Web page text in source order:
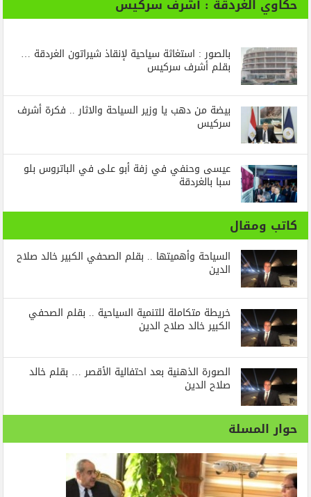
حكاوي الغردقة : أشرف سركيس
بالصور : استغاثة سياحية لإنقاذ شيراتون الغردقة …
بقلم أشرف سركيس
بيضة من دهب يا وزير السياحة والاثار .. فكرة أشرف
سركيس
عيسى وحنفي في زفة أبو على في الباتروس بلو
سبا بالغردقة
كاتب ومقال
السياحة وأهميتها .. بقلم الصحفي الكبير خالد صلاح
الدين
خريطة متكاملة للتنمية السياحية .. بقلم الصحفي
الكبير خالد صلاح الدين
الصورة الذهنية بعد احتفالية الأقصر … بقلم خالد
صلاح الدين
حوار المسلة